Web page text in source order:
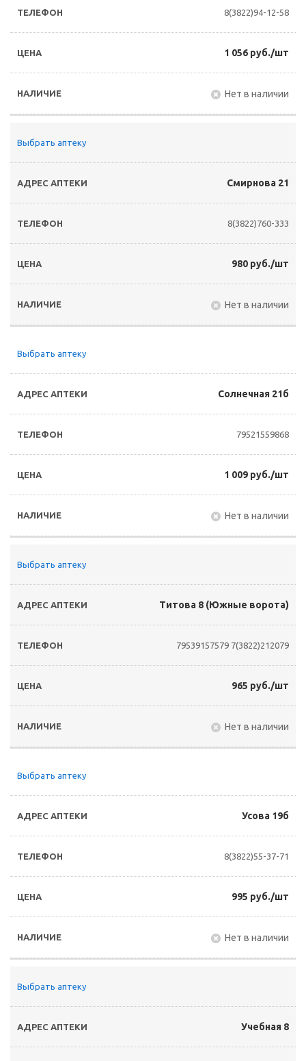
8(3822)94-12-58
1 056 руб./шт
Нет в наличии
Выбрать аптеку
Смирнова 21
8(3822)760-333
980 руб./шт
Нет в наличии
Выбрать аптеку
Солнечная 21б
79521559868
1 009 руб./шт
Нет в наличии
Выбрать аптеку
Титова 8 (Южные ворота)
79539157579 7(3822)212079
965 руб./шт
Нет в наличии
Выбрать аптеку
Усова 19б
8(3822)55-37-71
995 руб./шт
Нет в наличии
Выбрать аптеку
Учебная 8